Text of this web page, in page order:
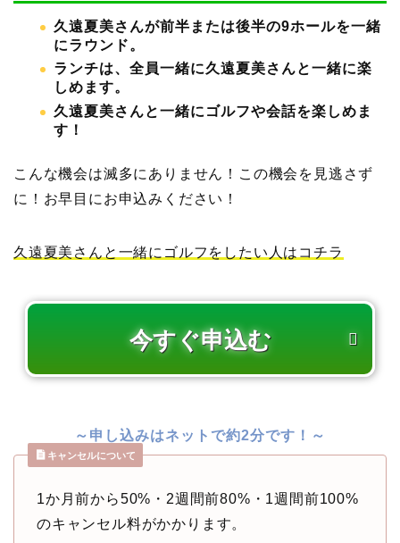
久遠夏美さんが前半または後半の9ホールを一緒
にラウンド。
ランチは、全員一緒に久遠夏美さんと一緒に楽
しめます。
久遠夏美さんと一緒にゴルフや会話を楽しめま
す！
こんな機会は滅多にありません！この機会を見逃さず
に！お早目にお申込みください！
久遠夏美さんと一緒にゴルフをしたい人はコチラ
～申し込みはネットで約2分です！～
キャンセルについて
1か月前から50%・2週間前80%・1週間前100%
のキャンセル料がかかります。